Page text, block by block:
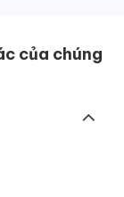
của chúng